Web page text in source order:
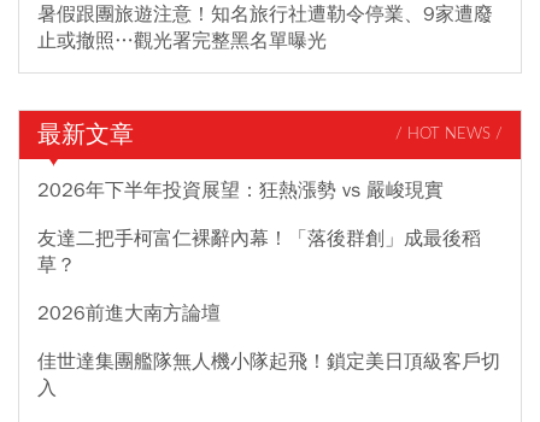
暑假跟團旅遊注意！知名旅行社遭勒令停業、9家遭廢
止或撤照…觀光署完整黑名單曝光
最新文章 / HOT NEWS /
2026年下半年投資展望：狂熱漲勢 vs 嚴峻現實
友達二把手柯富仁裸辭內幕！「落後群創」成最後稻
草？
2026前進大南方論壇
佳世達集團艦隊無人機小隊起飛！鎖定美日頂級客戶切
入